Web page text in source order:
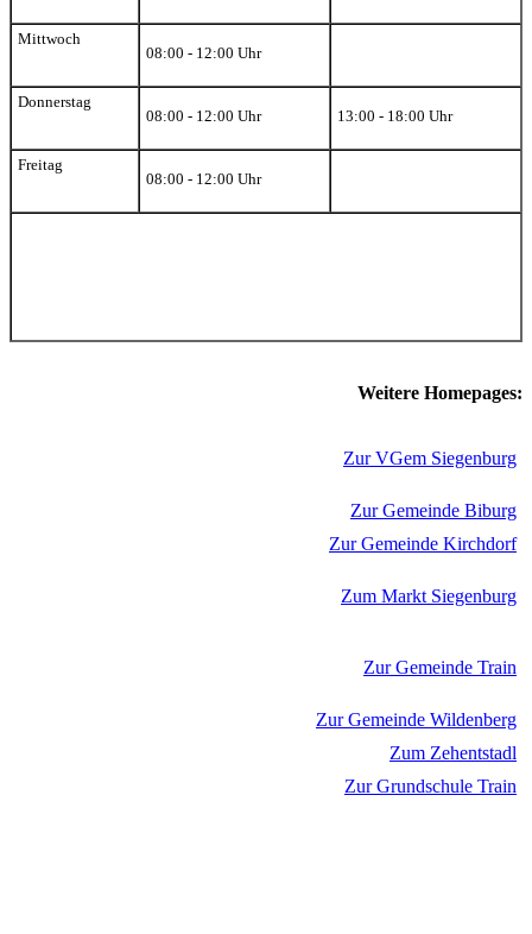
Mittwoch
08:00 - 12:00 Uhr
Donnerstag
08:00 - 12:00 Uhr
13:00 - 18:00 Uhr
Freitag
08:00 - 12:00 Uhr
Weitere Homepages:
Zur VGem Siegenburg
Zur Gemeinde Biburg
Zur Gemeinde Kirchdorf
Zum Markt Siegenburg
Zur Gemeinde Train
Zur Gemeinde Wildenberg
Zum Zehentstadl
Zur Grundschule Train